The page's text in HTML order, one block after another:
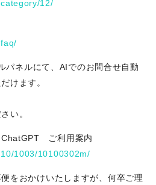
12/
パネルにて、AIでのお問合せ自動
けます。
い。
ChatGPT ご利用案内
1003/10100302m/
をおかけいたしますが、何卒ご理